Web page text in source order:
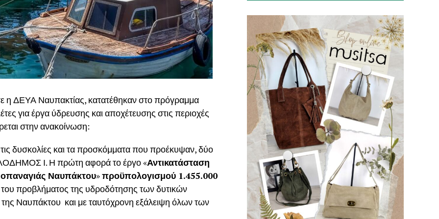
ΔΕΥΑ Ναυπακτίας, κατατέθηκαν στο πρόγραμμα
για έργα ύδρευσης και αποχέτευσης στις περιοχές
στην ανακοίνωση:
δυσκολίες και τα προσκόμματα που προέκυψαν, δύο
Ι. Η πρώτη αφορά το έργο «Αντικατάσταση
Ναυπάκτου»προϋπολογισμού 1.455.000
του προβλήματος της υδροδότησης των δυτικών
της Ναυπάκτου και με ταυτόχρονη εξάλειψη όλων των